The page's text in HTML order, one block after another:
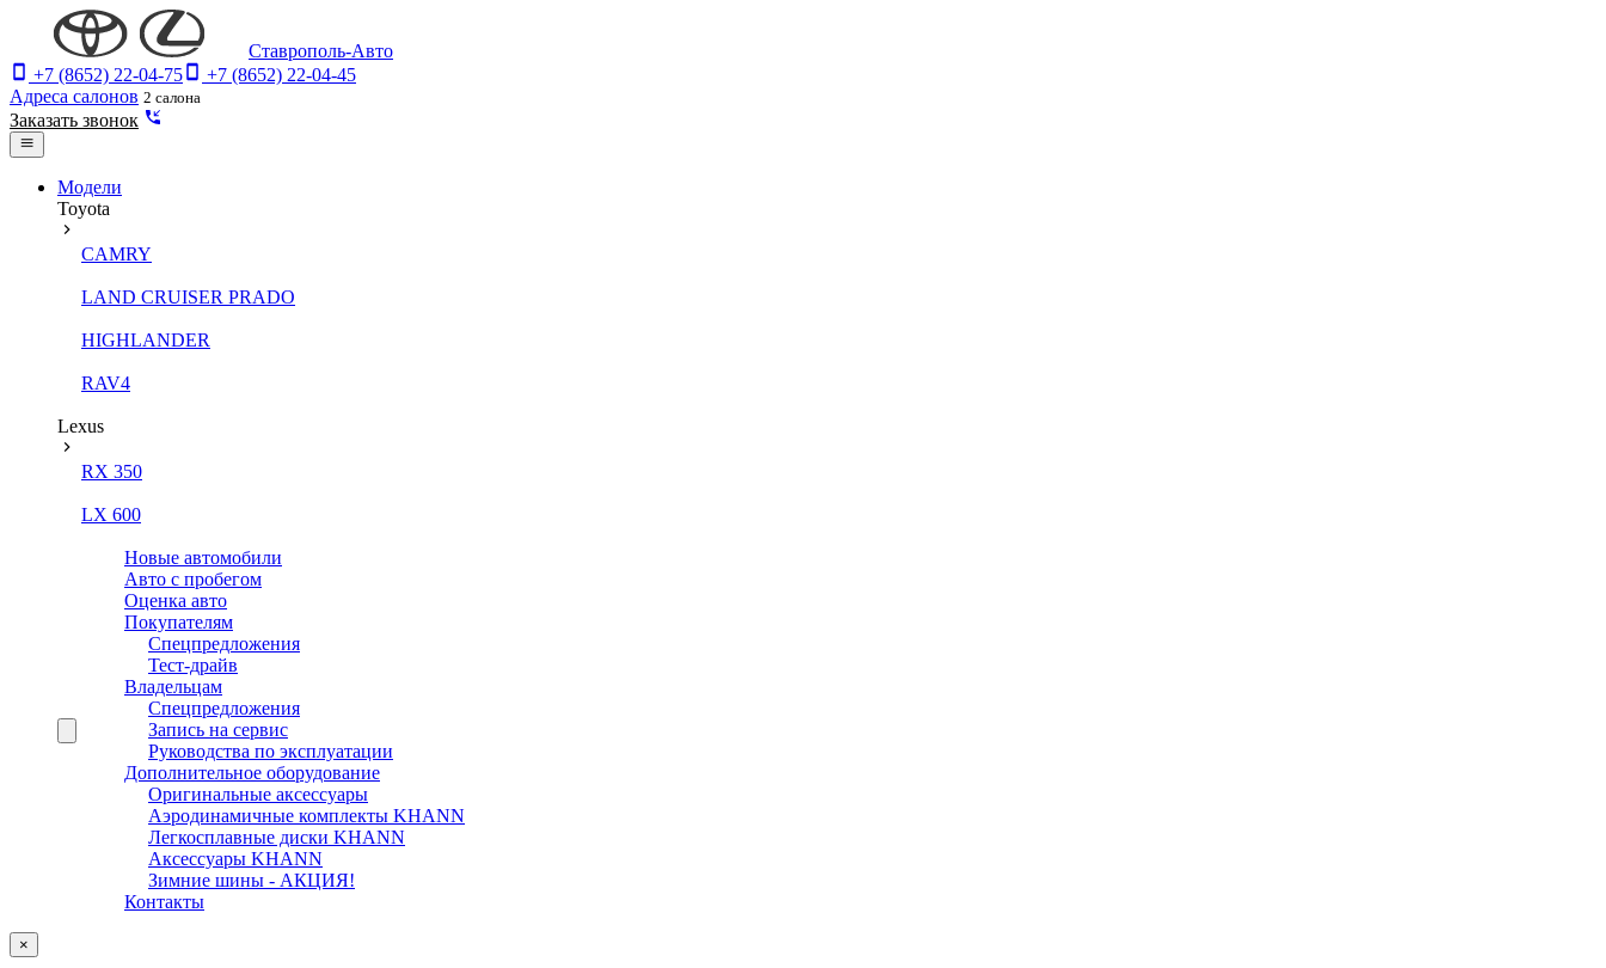
Ставрополь-Авто
+7 (8652) 22-04-75
+7 (8652) 22-04-45
Адреса салонов 2 салона
Заказать звонок
Модели
Toyota
CAMRY
LAND CRUISER PRADO
HIGHLANDER
RAV4
Lexus
RX 350
LX 600
Новые автомобили
Авто с пробегом
Оценка авто
Покупателям
Спецпредложения
Тест-драйв
Владельцам
Спецпредложения
Запись на сервис
Руководства по эксплуатации
Дополнительное оборудование
Оригинальные аксессуары
Аэродинамичные комплекты KHANN
Легкосплавные диски KHANN
Аксессуары KHANN
Зимние шины - АКЦИЯ!
Контакты
×